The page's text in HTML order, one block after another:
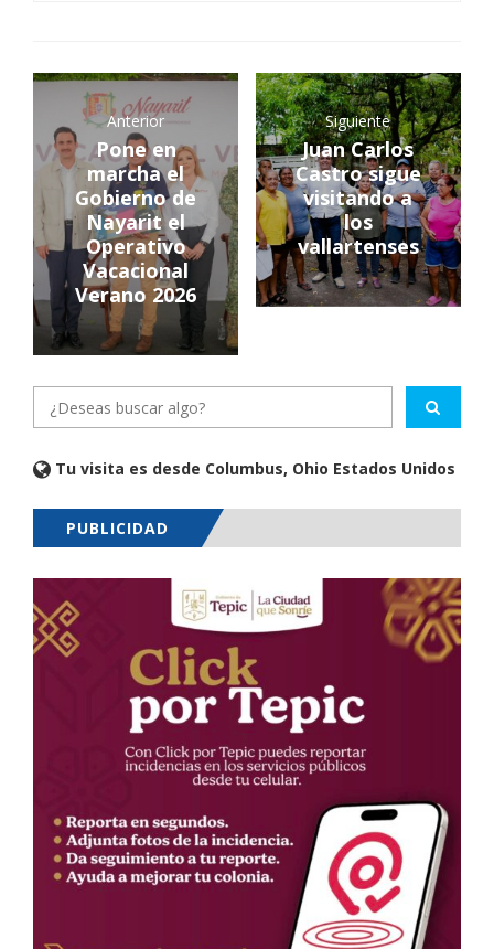
Anterior
Pone en
marcha el
Gobierno de
Nayarit el
Operativo
Vacacional
Verano 2026
Siguiente
Juan Carlos
Castro sigue
visitando a
los
vallartenses
Tu visita es desde Columbus, Ohio Estados Unidos
PUBLICIDAD